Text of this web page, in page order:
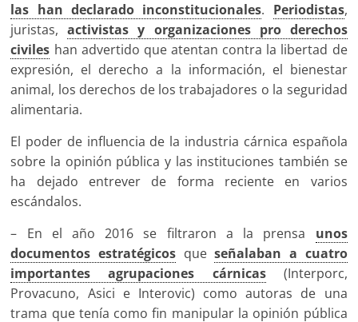
las han declarado inconstitucionales. Periodistas,
juristas,activistas y organizaciones pro derechos
civiles han advertido que atentan contra la libertad de
expresión, el derecho a la información, el bienestar
animal, los derechos de los trabajadores o la seguridad
alimentaria.
El poder de influencia de la industria cárnica española
sobre la opinión pública y las instituciones también se
ha dejado entrever de forma reciente en varios
escándalos.
– En el año 2016 se filtraron a la prensa unos
documentos estratégicos queseñalaban a cuatro
importantes agrupaciones cárnicas(Interporc,
Provacuno, Asici e Interovic) como autoras de una
trama que tenía como fin manipular la opinión pública